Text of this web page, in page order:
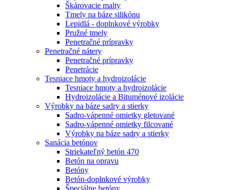
Škárovacie malty
Tmely na báze silikónu
Lepidlá - doplnkové výrobky
Pružné tmely
Penetračné prípravky
Penetračné nátery
Penetračné prípravky
Penetrácie
Tesniace hmoty a hydroizolácie
Tesniace hmoty a hydroizolácie
Hydroizolácie a Bituménové izolácie
Výrobky na báze sadry a stierky
Sadro-vápenné omietky gletované
Sadro-vápenné omietky filcované
Výrobky na báze sadry a stierky
Sanácia betónov
Striekateľný betón 470
Betón na opravu
Betóny
Betón-doplnkové výrobky
Špeciálne betóny